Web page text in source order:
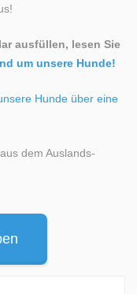
ausfüllen, lesen Sie
um unsere Hunde!
Hunde über eine
dem Auslands-